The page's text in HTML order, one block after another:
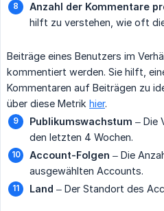
Anzahl der Kommentare
hilft zu verstehen, wie oft
Beiträge eines Benutzers im
kommentiert werden. Sie hilft,
Kommentaren auf Beiträgen zu
über diese Metrik hier.
Publikumswachstum – Die
den letzten 4 Wochen.
Account-Folgen – Die
ausgewählten Accounts.
Land – Der Standort des